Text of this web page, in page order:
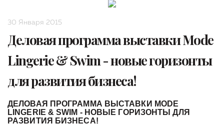
30 Января 2015
Деловая программа выставки Mode
Lingerie & Swim - новые горизонты
для развития бизнеса!
ДЕЛОВАЯ ПРОГРАММА ВЫСТАВКИ MODE
LINGERIE & SWIM - НОВЫЕ ГОРИЗОНТЫ ДЛЯ
РАЗВИТИЯ БИЗНЕСА!